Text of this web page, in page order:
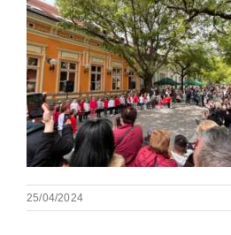
25/04/2024